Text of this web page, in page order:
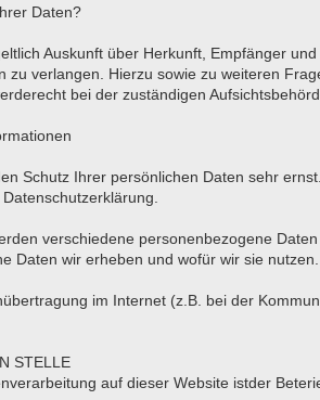
Daten?
Auskunft über Herkunft, Empfänger
zu verlangen. Hierzu sowie zu weiteren
bei der zuständigen
Schutz Ihrer persönlichen Daten sehr
verschiedene personenbezogene
Daten wir erheben und wofür wir sie
im Internet (z.B. bei der
STELLE
auf dieser Website istder